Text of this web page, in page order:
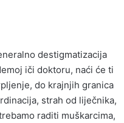
destigmatizacija
iči doktoru, naći će ti
do krajnjih granica
strah od liječnika,
raditi muškarcima,